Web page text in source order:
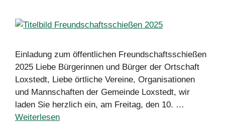
Einladung zum öffentlichen Freundschaftsschießen
2025 Liebe Bürgerinnen und Bürger der Ortschaft
Loxstedt, Liebe örtliche Vereine, Organisationen
und Mannschaften der Gemeinde Loxstedt, wir
laden Sie herzlich ein, am Freitag, den 10. …
Weiterlesen